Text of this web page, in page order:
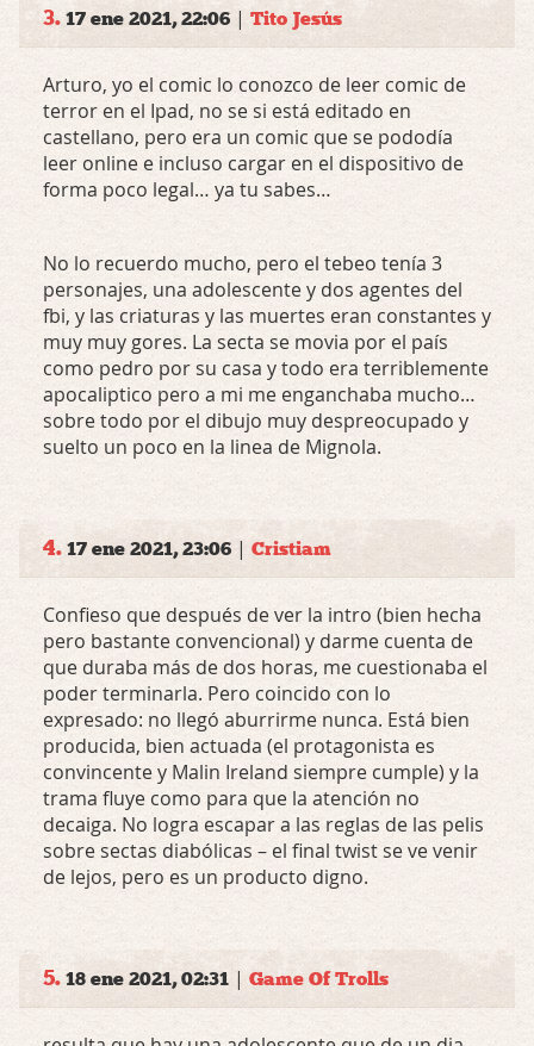
3. 17 ene 2021, 22:06 | Tito Jesús
Arturo, yo el comic lo conozco de leer comic de
terror en el Ipad, no se si está editado en
castellano, pero era un comic que se pododía
leer online e incluso cargar en el dispositivo de
forma poco legal… ya tu sabes…
No lo recuerdo mucho, pero el tebeo tenía 3
personajes, una adolescente y dos agentes del
fbi, y las criaturas y las muertes eran constantes y
muy muy gores. La secta se movia por el país
como pedro por su casa y todo era terriblemente
apocaliptico pero a mi me enganchaba mucho…
sobre todo por el dibujo muy despreocupado y
suelto un poco en la linea de Mignola.
4. 17 ene 2021, 23:06 | Cristiam
Confieso que después de ver la intro (bien hecha
pero bastante convencional) y darme cuenta de
que duraba más de dos horas, me cuestionaba el
poder terminarla. Pero coincido con lo
expresado: no llegó aburrirme nunca. Está bien
producida, bien actuada (el protagonista es
convincente y Malin Ireland siempre cumple) y la
trama fluye como para que la atención no
decaiga. No logra escapar a las reglas de las pelis
sobre sectas diabólicas – el final twist se ve venir
de lejos, pero es un producto digno.
5. 18 ene 2021, 02:31 | Game Of Trolls